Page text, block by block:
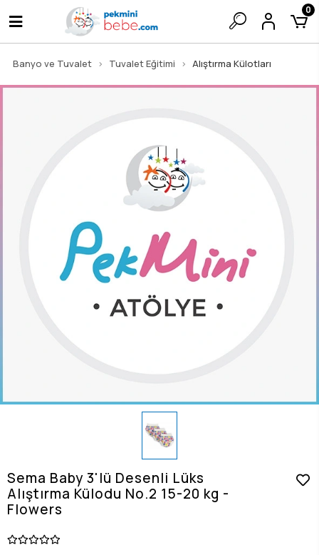
0
Banyo ve Tuvalet Tuvalet Eğitimi Alıştırma Külotları
Sema Baby 3'lü Desenli Lüks
Alıştırma Külodu No.2 15-20 kg -
Flowers